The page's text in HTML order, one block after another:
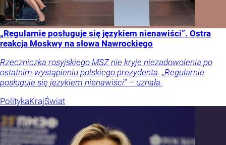
„Regularnie posługuje się językiem nienawiści”. Ostra
reakcja Moskwy na słowa Nawrockiego
Rzeczniczka rosyjskiego MSZ nie kryje niezadowolenia po
ostatnim wystąpieniu polskiego prezydenta. „Regularnie
posługuje się językiem nienawiści” – uznała.
PolitykaKrajŚwiat